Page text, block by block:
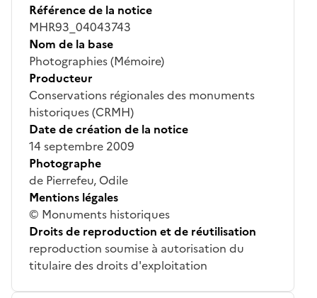
Référence de la notice
MHR93_04043743
Nom de la base
Photographies (Mémoire)
Producteur
Conservations régionales des monuments
historiques (CRMH)
Date de création de la notice
14 septembre 2009
Photographe
de Pierrefeu, Odile
Mentions légales
© Monuments historiques
Droits de reproduction et de réutilisation
reproduction soumise à autorisation du
titulaire des droits d'exploitation